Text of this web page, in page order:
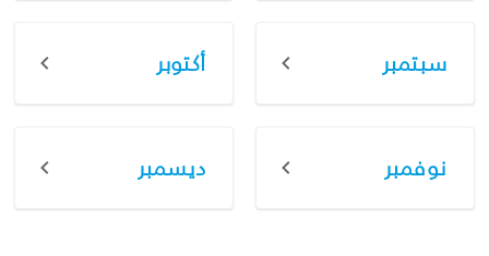
سبتمبر أكتوبر
نوفمبر ديسمبر